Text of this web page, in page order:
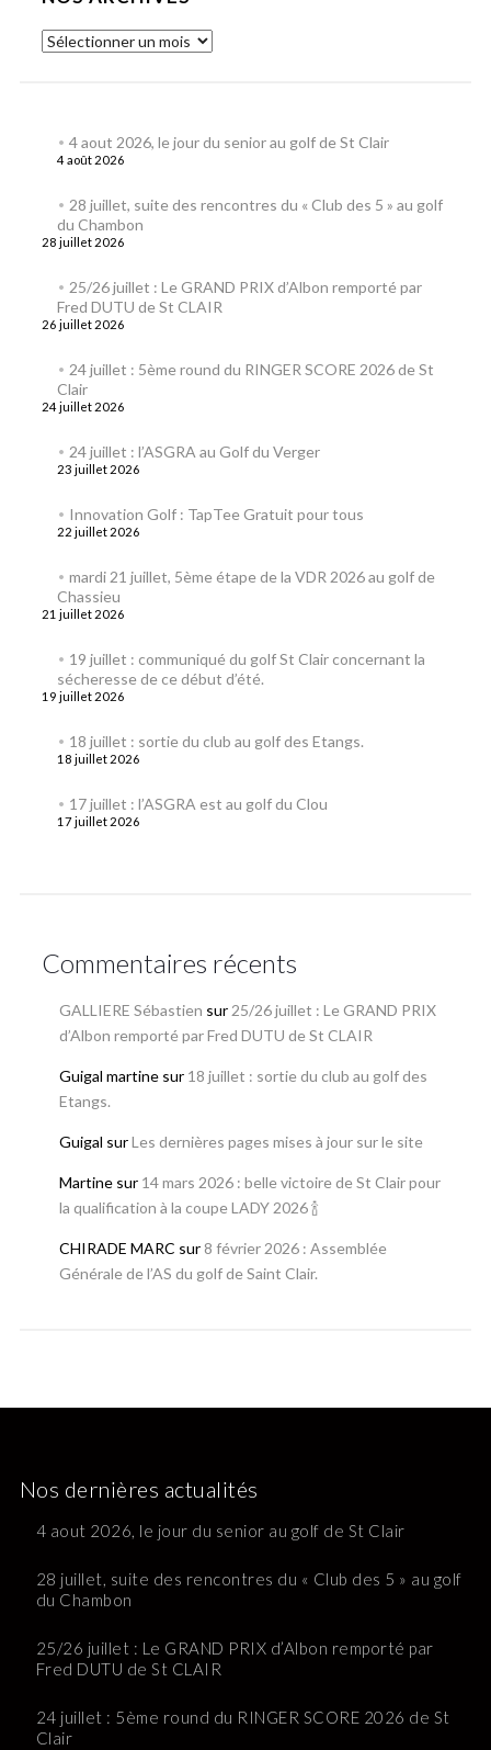
4 aout 2026, le jour du senior au golf de St Clair
4 août 2026
28 juillet, suite des rencontres du « Club des 5 » au golf
du Chambon
28 juillet 2026
25/26 juillet : Le GRAND PRIX d’Albon remporté par
Fred DUTU de St CLAIR
26 juillet 2026
24 juillet : 5ème round du RINGER SCORE 2026 de St
Clair
24 juillet 2026
24 juillet : l’ASGRA au Golf du Verger
23 juillet 2026
Innovation Golf : TapTee Gratuit pour tous
22 juillet 2026
mardi 21 juillet, 5ème étape de la VDR 2026 au golf de
Chassieu
21 juillet 2026
19 juillet : communiqué du golf St Clair concernant la
sécheresse de ce début d’été.
19 juillet 2026
18 juillet : sortie du club au golf des Etangs.
18 juillet 2026
17 juillet : l’ASGRA est au golf du Clou
17 juillet 2026
Commentaires récents
GALLIERE Sébastien sur 25/26 juillet : Le GRAND PRIX
d’Albon remporté par Fred DUTU de St CLAIR
Guigal martinesur 18 juillet : sortie du club au golf des
Etangs.
Guigal surLes dernières pages mises à jour sur le site
Martinesur 14 mars 2026 : belle victoire de St Clair pour
la qualification à la coupe LADY 2026 🍾
CHIRADE MARC sur 8 février 2026 : Assemblée
Générale de l’AS du golf de Saint Clair.
Nos dernières actualités
4 aout 2026, le jour du senior au golf de St Clair
28 juillet, suite des rencontres du « Club des 5 » au golf
du Chambon
25/26 juillet : Le GRAND PRIX d’Albon remporté par
Fred DUTU de St CLAIR
24 juillet : 5ème round du RINGER SCORE 2026 de St
Clair